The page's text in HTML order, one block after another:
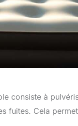
consiste à
fuites. Cela